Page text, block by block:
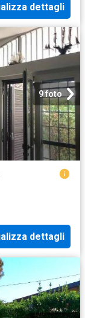
dettagli
9 foto
dettagli